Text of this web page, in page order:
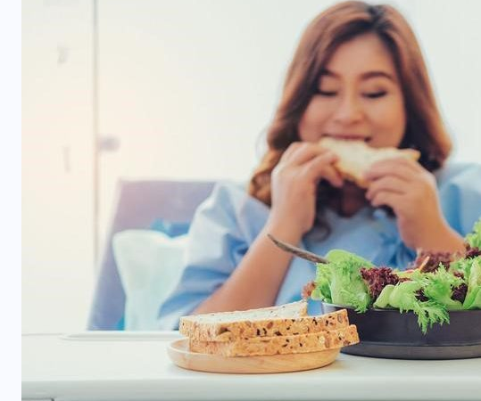
Як розпізнати та подолати
післяпологову депресію?
29 ТРАВНЯ, 2025